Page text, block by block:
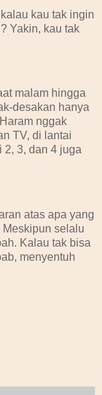
kau tak ingin
Yakin, kau tak
malam hingga
desakan hanya
nggak
TV, di lantai
2, 3, dan 4 juga
atas apa yang
selalu
Kalau tak bisa
menyentuh